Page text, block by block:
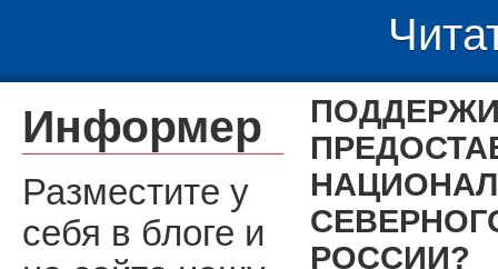
РОССИИ?
Информер
Разместите у
себя в блоге и